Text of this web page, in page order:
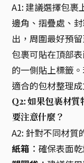
A1: 建議選擇包裹
邊角、摺疊處、
出，周圍最好預
包裹可貼在頂部
的一側貼上標籤
適合的包材整理
Q2: 如果包裹材
要注意什麼？
A2: 針對不同材質
紙箱 ：確保表面